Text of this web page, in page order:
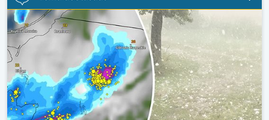
Granizo gigante en Polonia. Tormentas severas. . .